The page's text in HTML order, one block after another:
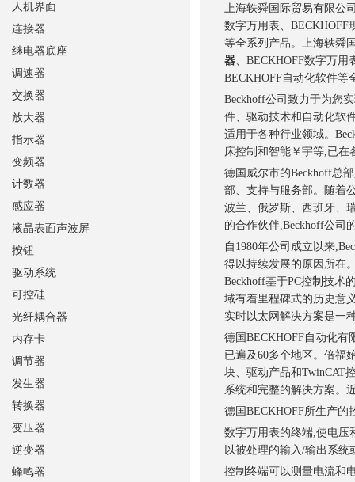
上海轶舜国际贸易有限公
数字万用表、BECKHOFF
等全系列产品。 上海轶舜
器、BECKHOFF数字万用
BECKHOFF自动化软件等
Beckhoff公司致力于为您
件、驱动技术和自动化软
适用于各种行业领域。
床控制和智能￥宇等,已在
德国威尔市的Beckhoff总
部、支持与服务部。随着
波兰、俄罗斯、西班牙、
的合作伙伴,Beckhoff公司
自1980年公司成立以来
得以持续发展的原因所在
Beckhoff基于PC控制技术
域有着里程碑式的历史意
实时以太网解决方案是一
德国BECKHOFF自动化
已遍及60多个地区。倍福
块、驱动产品和TwinCAT
系统和完整的解决方案。
德国BECKHOFF所生产的
数字万用表的终端,使电压
以被处理的输入/输出系统
控制终端可以测量电流和
人机界面
连接器
继电器底座
调速器
交换器
放大器
指示器
变频器
计数器
感应器
液晶表面声波屏
按钮
驱动系统
可控硅
光纤耦合器
内存卡
调节器
发生器
转换器
变压器
逆变器
蜂鸣器